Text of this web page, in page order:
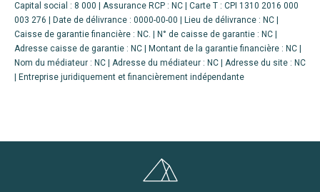
Capital social : 8 000 | Assurance RCP : NC | Carte T : CPI 1310 2016 000
003 276 | Date de délivrance : 0000-00-00 | Lieu de délivrance : NC |
Caisse de garantie financière : NC. | N° de caisse de garantie : NC |
Adresse caisse de garantie : NC | Montant de la garantie financière : NC |
Nom du médiateur : NC | Adresse du médiateur : NC | Adresse du site : NC
Entreprise juridiquement et financièrement indépendante